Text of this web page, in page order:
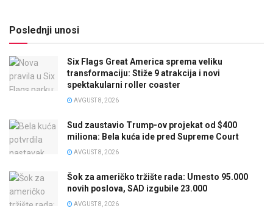
Poslednji unosi
Six Flags Great America sprema veliku
transformaciju: Stiže 9 atrakcija i novi
spektakularni roller coaster
AVGUST 8, 2026
Sud zaustavio Trump-ov projekat od $400
miliona: Bela kuća ide pred Supreme Court
AVGUST 8, 2026
Šok za američko tržište rada: Umesto 95.000
novih poslova, SAD izgubile 23.000
AVGUST 8, 2026